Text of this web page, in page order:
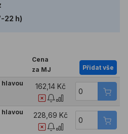
22 h)
Cena
za MJ
Přidat vše
hlavou
162,14 Kč
hlavou
228,69 Kč